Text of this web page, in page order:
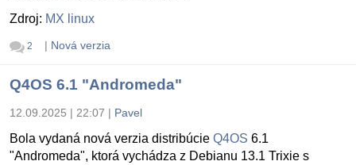
Zdroj: MX linux
2 | Nová verzia
Q4OS 6.1 "Andromeda"
12.09.2025 | 22:07 | Pavel
Bola vydaná nová verzia distribúcie Q4OS 6.1
"Andromeda", ktorá vychádza z Debianu 13.1 Trixie s